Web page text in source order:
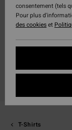
T-Shirts
consentement (tels
Pour plus
des cookieset